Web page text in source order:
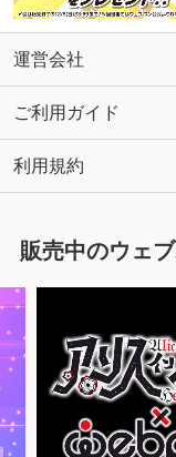
運営会社
ご利用ガイド
利用規約
販売中のウェ